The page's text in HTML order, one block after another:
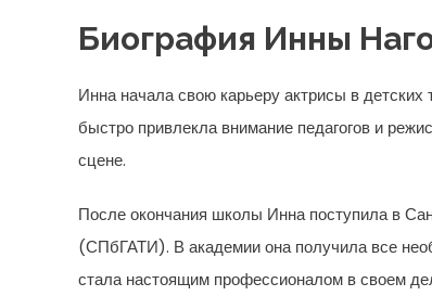
Биография Инны
Инна начала свою карьеру актрисы в детских
быстро привлекла внимание педагогов и
сцене.
После окончания школы Инна поступила в
(СПбГАТИ). В академии она получила все
стала настоящим профессионалом в своем